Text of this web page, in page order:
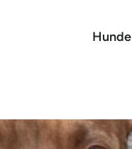
Hunde